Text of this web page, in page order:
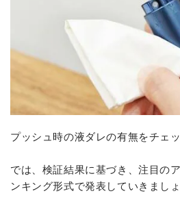
プッシュ時の液ダレの有無をチェッ
では、検証結果に基づき、注目の
ンキング形式で発表していきましょ